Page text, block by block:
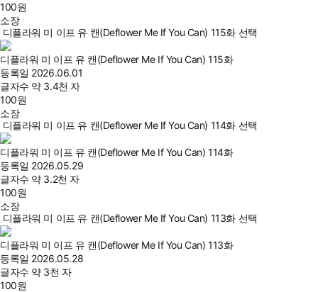
100원
소장
디플라워 미 이프 유 캔(Deflower Me If You Can) 115화 선택
디플라워 미 이프 유 캔(Deflower Me If You Can) 115화
등록일 2026.06.01
글자수 약 3.4천 자
100원
소장
디플라워 미 이프 유 캔(Deflower Me If You Can) 114화 선택
디플라워 미 이프 유 캔(Deflower Me If You Can) 114화
등록일 2026.05.29
글자수 약 3.2천 자
100원
소장
디플라워 미 이프 유 캔(Deflower Me If You Can) 113화 선택
디플라워 미 이프 유 캔(Deflower Me If You Can) 113화
등록일 2026.05.28
글자수 약 3천 자
100원